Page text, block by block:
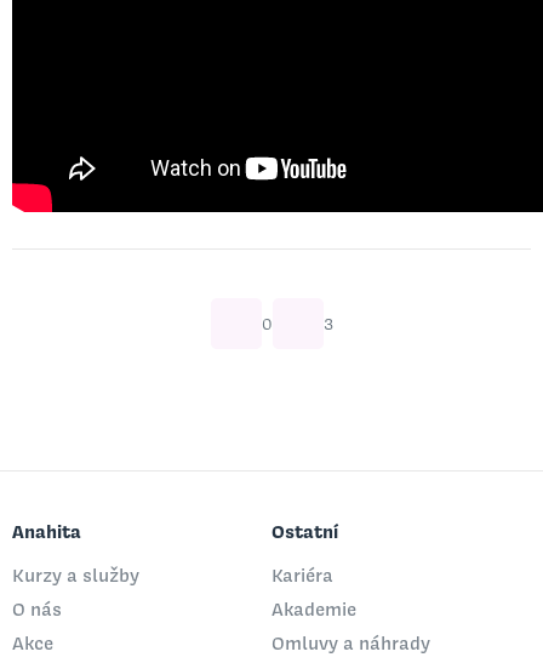
0 3
Anahita
Kurzy a služby
O nás
Akce
Ostatní
Kariéra
Akademie
Omluvy a náhrady